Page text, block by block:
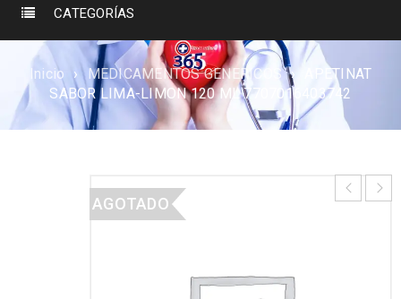
CATEGORÍAS
Inicio › MEDICAMENTOS GENERICOS ›
APETINAT
SABOR LIMA-LIMON 120 ML 7707016403742
AGOTADO